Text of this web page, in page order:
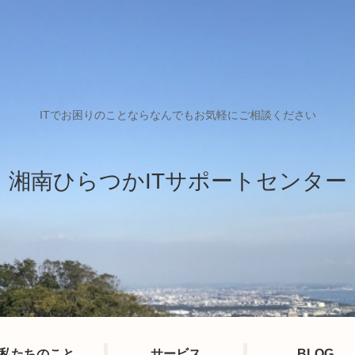
ITでお困りのことならなんでもお気軽にご相談ください
湘南ひらつかITサポートセンター